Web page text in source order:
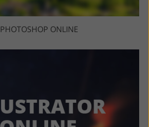
PHOTOSHOP ONLINE